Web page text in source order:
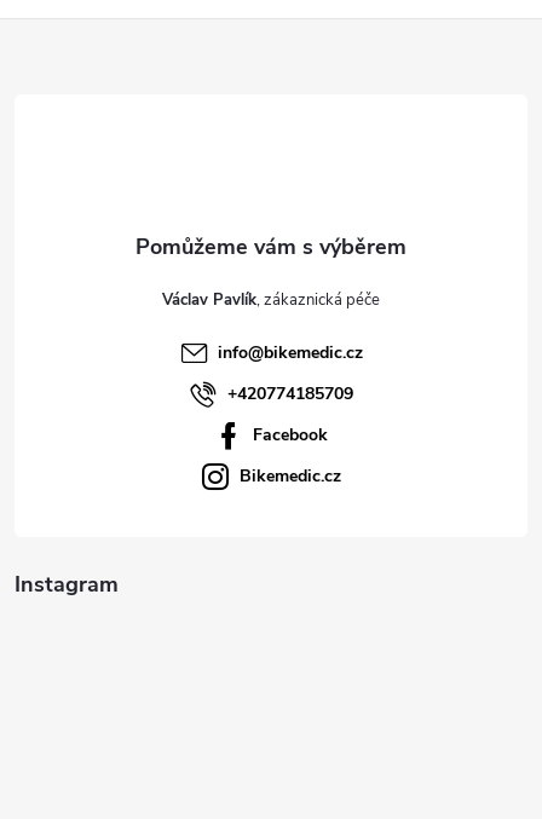
Václav Pavlík
info@bikemedic.cz
+420774185709
Facebook
Bikemedic.cz
Instagram